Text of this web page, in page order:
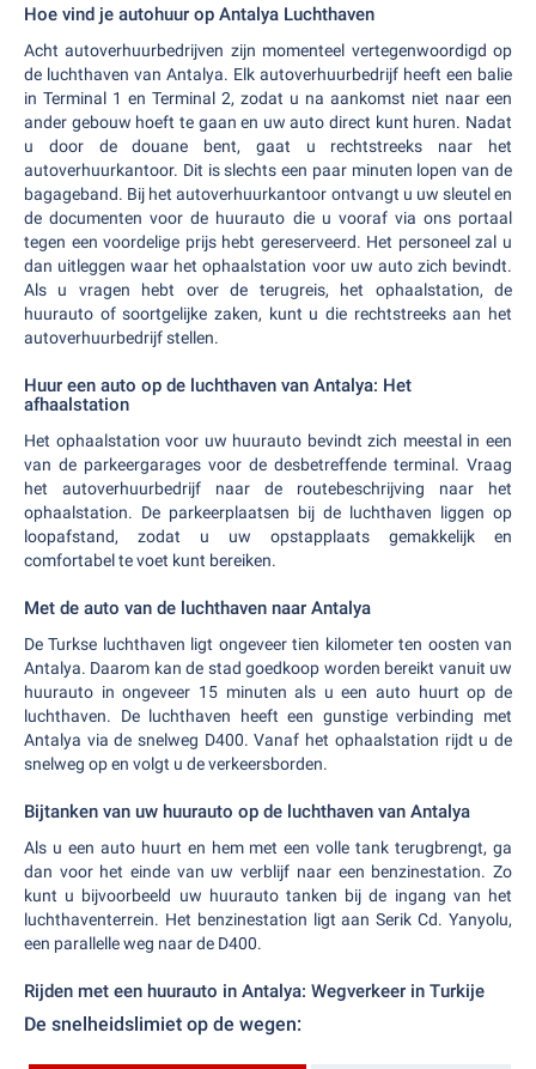
Hoe vind je autohuur op Antalya Luchthaven
Acht autoverhuurbedrijven zijn momenteel vertegenwoordigd op
de luchthaven van Antalya. Elk autoverhuurbedrijf heeft een balie
in Terminal 1 en Terminal 2, zodat u na aankomst niet naar een
ander gebouw hoeft te gaan en uw auto direct kunt huren. Nadat
u door de douane bent, gaat u rechtstreeks naar het
autoverhuurkantoor. Dit is slechts een paar minuten lopen van de
bagageband. Bij het autoverhuurkantoor ontvangt u uw sleutel en
de documenten voor de huurauto die u vooraf via ons portaal
tegen een voordelige prijs hebt gereserveerd. Het personeel zal u
dan uitleggen waar het ophaalstation voor uw auto zich bevindt.
Als u vragen hebt over de terugreis, het ophaalstation, de
huurauto of soortgelijke zaken, kunt u die rechtstreeks aan het
autoverhuurbedrijf stellen.
Huur een auto op de luchthaven van Antalya: Het
afhaalstation
Het ophaalstation voor uw huurauto bevindt zich meestal in een
van de parkeergarages voor de desbetreffende terminal. Vraag
het autoverhuurbedrijf naar de routebeschrijving naar het
ophaalstation. De parkeerplaatsen bij de luchthaven liggen op
loopafstand, zodat u uw opstapplaats gemakkelijk en
comfortabel te voet kunt bereiken.
Met de auto van de luchthaven naar Antalya
De Turkse luchthaven ligt ongeveer tien kilometer ten oosten van
Antalya. Daarom kan de stad goedkoop worden bereikt vanuit uw
huurauto in ongeveer 15 minuten als u een auto huurt op de
luchthaven. De luchthaven heeft een gunstige verbinding met
Antalya via de snelweg D400. Vanaf het ophaalstation rijdt u de
snelweg op en volgt u de verkeersborden.
Bijtanken van uw huurauto op de luchthaven van Antalya
Als u een auto huurt en hem met een volle tank terugbrengt, ga
dan voor het einde van uw verblijf naar een benzinestation. Zo
kunt u bijvoorbeeld uw huurauto tanken bij de ingang van het
luchthaventerrein. Het benzinestation ligt aan Serik Cd. Yanyolu,
een parallelle weg naar de D400.
Rijden met een huurauto in Antalya: Wegverkeer in Turkije
De snelheidslimiet op de wegen: